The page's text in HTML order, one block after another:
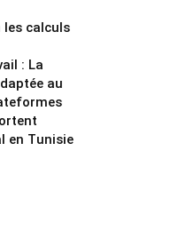
les calculs
: La
au
en Tunisie